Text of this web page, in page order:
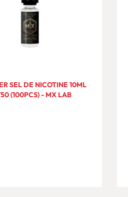
SEL DE NICOTINE 10ML
(100PCS) - MX LAB